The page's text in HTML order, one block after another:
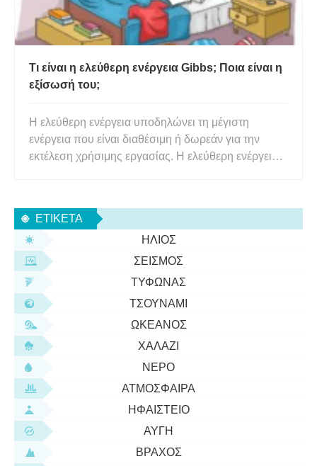
Τι είναι η ελεύθερη ενέργεια Gibbs; Ποια είναι η
εξίσωσή του;
Η ελεύθερη ενέργεια υποδηλώνει τη μέγιστη
ενέργεια που είναι διαθέσιμη ή δωρεάν για την
εκτέλεση χρήσιμης εργασίας. Η ελεύθερη ενέργεια
Πολλές φορές, αφού καθαρίσετε το δωμάτιό σας,
παρατηρείτε ότι γεμ
ΕΤΙΚΈΤΑ
ΉΛΙΟΣ
ΣΕΙΣΜΌΣ
ΤΥΦΏΝΑΣ
ΤΣΟΥΝΆΜΙ
ΩΚΕΑΝΌΣ
ΧΑΛΆΖΙ
ΝΕΡΌ
ΑΤΜΌΣΦΑΙΡΑ
ΗΦΑΊΣΤΕΙΟ
ΑΥΓΉ
ΒΡΆΧΟΣ